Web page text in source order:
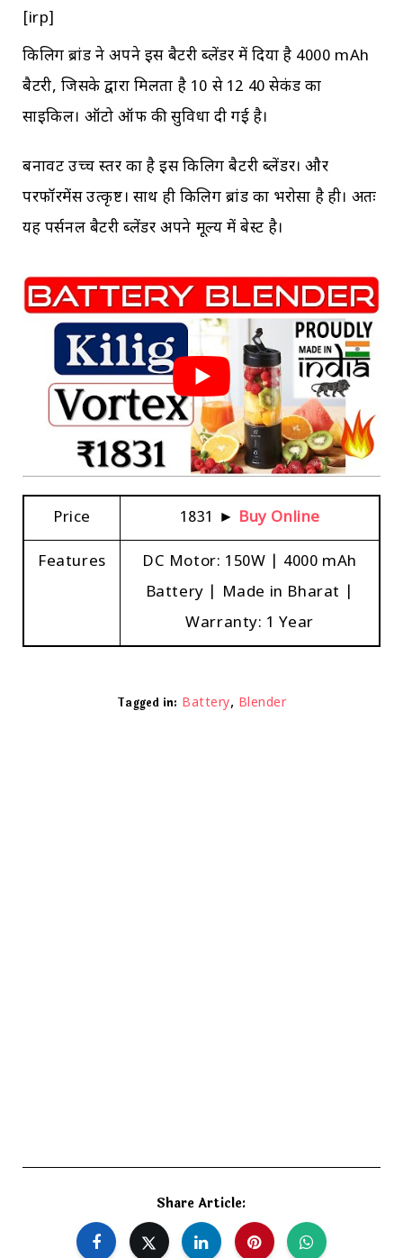
[irp]
किलिग ब्रांड ने अपने इस बैटरी ब्लेंडर में दिया है 4000 mAh
बैटरी, जिसके द्वारा मिलता है 10 से 12 40 सेकंड का
साइकिल। ऑटो ऑफ की सुविधा दी गई है।
बनावट उच्च स्तर का है इस किलिग बैटरी ब्लेंडर। और
परफॉरमेंस उत्कृष्ट। साथ ही किलिग ब्रांड का भरोसा है ही। अतः
यह पर्सनल बैटरी ब्लेंडर अपने मूल्य में बेस्ट है।
Price ₹1831 ► Buy Online
Features
DC Motor: 150W | 4000 mAh
Battery | Made in Bharat |
Warranty: 1 Year
Tagged in: Battery, Blender
Share Article: